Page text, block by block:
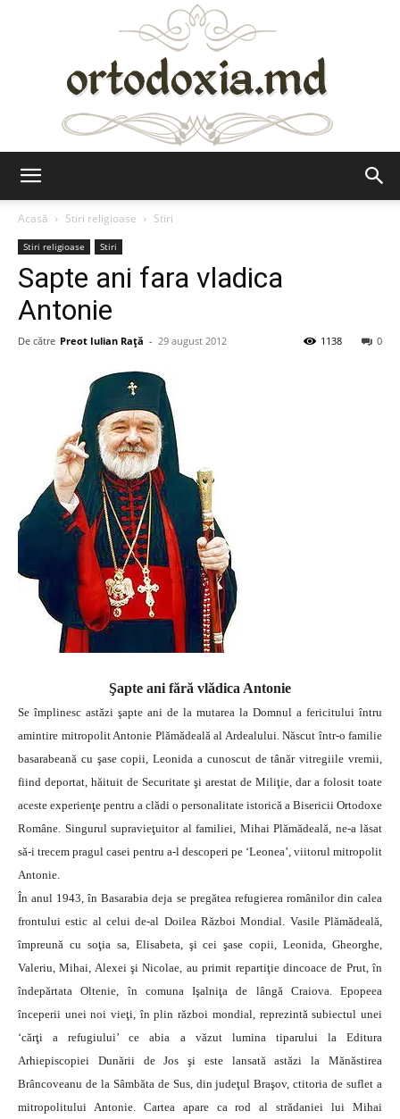
Acasă
Stiri religioase Stiri
Stiri religioase Stiri
Sapte ani fara vladica
Antonie
De către Preot Iulian Raţă - 29 august 2012 0
1138
Şapte ani fără vlădica Antonie
Se împlinesc astăzi şapte ani de la mutarea la Domnul a fericitului întru
amintire mitropolit Antonie Plămădeală al Ardealului. Născut într-o familie
basarabeană cu şase copii, Leonida a cunoscut de tânăr vitregiile vremii,
fiind deportat, hăituit de Securitate şi arestat de Miliţie, dar a folosit toate
aceste experienţe pentru a clădi o personalitate istorică a Bisericii Ortodoxe
Române. Singurul supravieţuitor al familiei, Mihai Plămădeală, ne-a lăsat
să-i trecem pragul casei pentru a-l descoperi pe ‘Leonea’, viitorul mitropolit
Antonie.
În anul 1943, în Basarabia deja se pregătea refugierea românilor din calea
frontului estic al celui de-al Doilea Război Mondial. Vasile Plămădeală,
împreună cu soţia sa, Elisabeta, şi cei şase copii, Leonida, Gheorghe,
Valeriu, Mihai, Alexei şi Nicolae, au primit repartiţie dincoace de Prut, în
îndepărtata Oltenie, în comuna Işalniţa de lângă Craiova. Epopeea
începerii unei noi vieţi, în plin război mondial, reprezintă subiectul unei
‘cărţi a refugiului’ ce abia a văzut lumina tiparului la Editura
Arhiepiscopiei Dunării de Jos şi este lansată astăzi la Mănăstirea
Brâncoveanu de la Sâmbăta de Sus, din judeţul Braşov, ctitoria de suflet a
mitropolitului Antonie. Cartea apare ca rod al strădaniei lui Mihai